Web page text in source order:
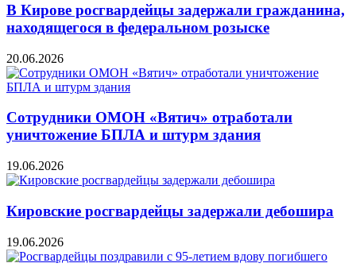
В Кирове росгвардейцы задержали гражданина,
находящегося в федеральном розыске
20.06.2026
Сотрудники ОМОН «Вятич» отработали
уничтожение БПЛА и штурм здания
19.06.2026
Кировские росгвардейцы задержали дебошира
19.06.2026